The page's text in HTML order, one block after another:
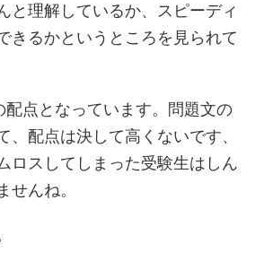
と理解しているか、スピーディ
きるかというところを見られて
配点となっています。問題文の
、配点は決して高くないです、
ロスしてしまった受験生はしん
せんね。